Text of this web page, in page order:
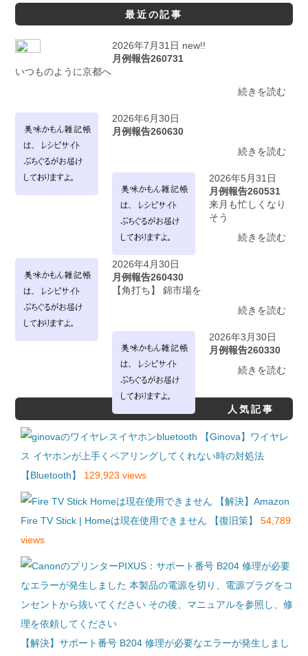
最近の記事
2026年7月31日 new!!
月例報告260731
いつものように京都へ
続きを読む
2026年6月30日
月例報告260630
続きを読む
2026年5月31日
月例報告260531
来月も忙しくなり
そう
続きを読む
2026年4月30日
月例報告260430
【角打ち】 錦市場を
続きを読む
2026年3月30日
月例報告260330
続きを読む
人気記事
【Ginova】ワイヤレ
ス イヤホンが上手くペアリングしてくれない時の対処法
【Bluetooth】
129,923 views
【解決】Amazon
Fire TV Stick | Homeは現在使用できません 【復旧策】
54,789
views
【解決】サポート番号 B204 修理が必要なエラーが発生しまし